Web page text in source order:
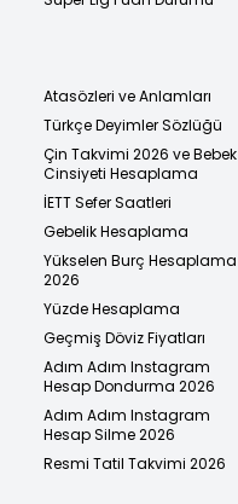
Atasözleri ve Anlamları
Türkçe Deyimler Sözlüğü
Çin Takvimi 2026 ve Bebek
Cinsiyeti Hesaplama
İETT Sefer Saatleri
Gebelik Hesaplama
Yükselen Burç Hesaplama
2026
Yüzde Hesaplama
Geçmiş Döviz Fiyatları
Adım Adım Instagram
Hesap Dondurma 2026
Adım Adım Instagram
Hesap Silme 2026
Resmi Tatil Takvimi 2026